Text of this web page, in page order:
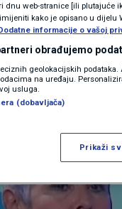
FOTO
VIJESTI 9 komentara
Više
dnu web-stranice [ili plutajuće
kako je opisano u dijelu
informacije o vašoj
obrađujemo
geolokacijskih
na uređaju.
usluga.
(dobavljača)
Prikaži